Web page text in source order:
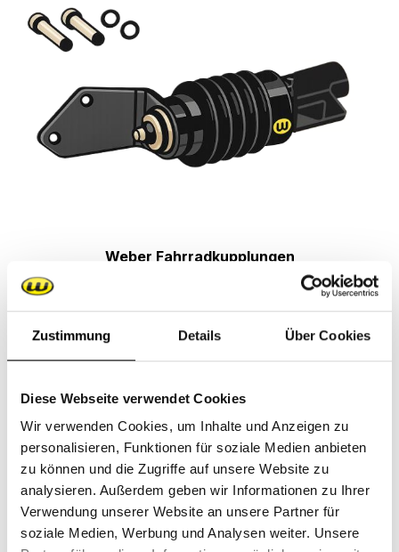
Zustimmung Details Über Cookies
Diese Webseite verwendet Cookies
Wir verwenden Cookies, um Inhalte und Anzeigen zu
personalisieren, Funktionen für soziale Medien anbieten
zu können und die Zugriffe auf unsere Website zu
analysieren. Außerdem geben wir Informationen zu Ihrer
Verwendung unserer Website an unsere Partner für
soziale Medien, Werbung und Analysen weiter. Unsere
Weber Fahrradkupplungen